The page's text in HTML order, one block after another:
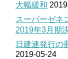
大幅緩和
スーパーゼネ
2019年3月期
日建連発行の
2019-05-24